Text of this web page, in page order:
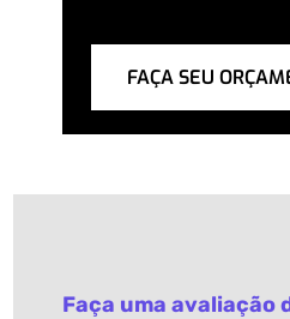
FAÇA SEU
Faça uma avaliação